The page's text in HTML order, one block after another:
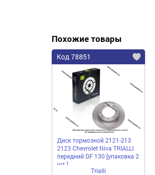
Похожие товары
Код 78851
Диск тормозной 2121-213
2123 Chevrolet Niva TRIALLI
передний DF 130 [упаковка 2
шт.]
Trialli